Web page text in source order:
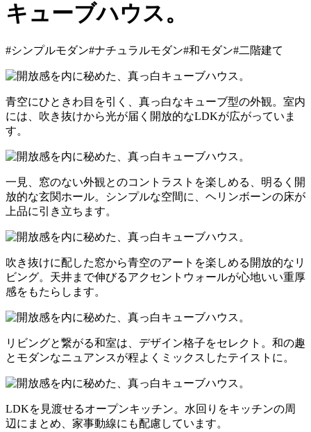
キューブハウス。
#シンプルモダン#ナチュラルモダン#和モダン#二階建て
青空にひときわ目を引く、真っ白なキューブ型の外観。室内
には、吹き抜けから光が届く開放的なLDKが広がっていま
す。
一見、窓のない外観とのコントラストを楽しめる、明るく開
放的な玄関ホール。シンプルな空間に、ヘリンボーンの床が
上品に引き立ちます。
吹き抜けに配した窓から青空のアートを楽しめる開放的なリ
ビング。天井まで伸びるアクセントウォールが心地いい重厚
感をもたらします。
リビングと繋がる和室は、デザイン格子をセレクト。和の趣
とモダンなニュアンスが程よくミックスしたテイストに。
LDKを見渡せるオープンキッチン。水回りをキッチンの周
辺にまとめ、家事動線にも配慮しています。